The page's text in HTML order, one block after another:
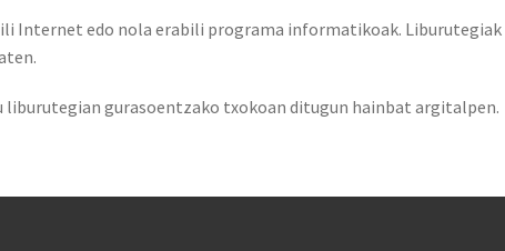
Internet edo nola erabili programa informatikoak. Liburutegiak
gurasoentzako txokoan ditugun hainbat argitalpen.